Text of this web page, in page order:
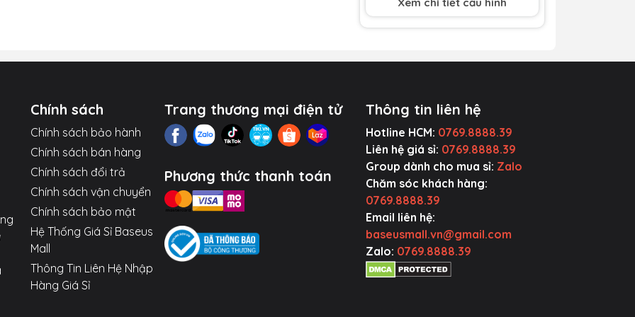
Output
cách dễ dàng.
mẽ cho cả laptop, máy tính bảng và điện thoại.
lượng cho nhiều lần sạc.
phần trăm pin, điện áp và dòng sạc.
2xUSB (Out), 1xMicro USB (In).
đầu vào để rút ngắn thời gian sạc đầy.
bảo vệ chống quá dòng, quá nhiệt, ngắn mạch...
Chính sách
Chính sách bảo hành
Chính sách bán hàng
Chính sách đổi trả
Chính sách vận chuyển
Chính sách bảo mật
Hệ Thống Giá Sỉ Baseus
Mall
Thông Tin Liên Hệ Nhập
Hàng Giá Sỉ
Trang thương mại điện tử
Phương thức thanh toán
Thông tin liên hệ
Hotline HCM: 0769.8888.39
Liên hệ giá sỉ: 0769.8888.39
Group dành cho mua sỉ: Zalo
Chăm sóc khách hàng:
0769.8888.39
Email liên hệ:
baseusmall.vn@gmail.com
Zalo: 0769.8888.39